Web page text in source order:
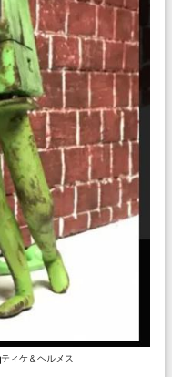
ティケ＆ヘルメス